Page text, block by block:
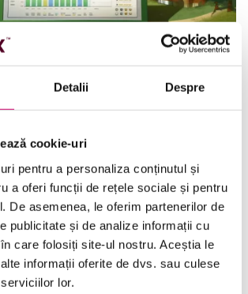
Detalii Despre
cookie-uri
pentru a personaliza conținutul și
a oferi funcții de rețele sociale și pentru
De asemenea, le oferim partenerilor de
publicitate și de analize informații cu
care folosiți site-ul nostru. Aceștia le
informații oferite de dvs. sau culese
lor.
în Excel 2010